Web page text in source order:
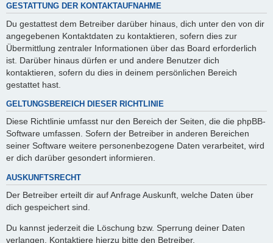
GESTATTUNG DER KONTAKTAUFNAHME
Du gestattest dem Betreiber darüber hinaus, dich unter den von dir
angegebenen Kontaktdaten zu kontaktieren, sofern dies zur
Übermittlung zentraler Informationen über das Board erforderlich
ist. Darüber hinaus dürfen er und andere Benutzer dich
kontaktieren, sofern du dies in deinem persönlichen Bereich
gestattet hast.
GELTUNGSBEREICH DIESER RICHTLINIE
Diese Richtlinie umfasst nur den Bereich der Seiten, die die phpBB-
Software umfassen. Sofern der Betreiber in anderen Bereichen
seiner Software weitere personenbezogene Daten verarbeitet, wird
er dich darüber gesondert informieren.
AUSKUNFTSRECHT
Der Betreiber erteilt dir auf Anfrage Auskunft, welche Daten über
dich gespeichert sind.
Du kannst jederzeit die Löschung bzw. Sperrung deiner Daten
verlangen. Kontaktiere hierzu bitte den Betreiber.